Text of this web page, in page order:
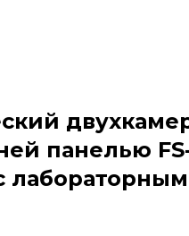
панелью